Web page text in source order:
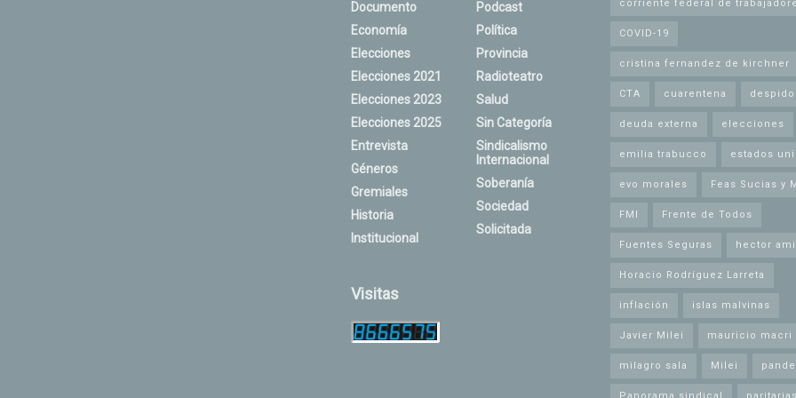
Documento
Economía
Elecciones
Elecciones 2021
Elecciones 2023
Elecciones 2025
Entrevista
Géneros
Gremiales
Historia
Institucional
Podcast
Política
Provincia
Radioteatro
Salud
Sin Categoría
Sindicalismo
Internacional
Soberanía
Sociedad
Solicitada
Visitas
corriente federal de
COVID-19
cristina fernandez de kirchner
CTA cuarentena
deuda externa elecciones
emilia trabucco estados
evo morales Feas Sucias y
FMI Frente de Todos
Fuentes Seguras hector
Horacio Rodríguez Larreta
inflación islas malvinas
Javier Milei mauricio macri
milagro sala Milei
Panorama sindical paritarias